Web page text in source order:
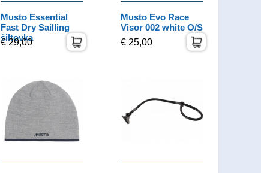
Musto Essential
Fast Dry Sailling
šiltovka
€ 29,00
Musto Evo Race
Visor 002 white O/S
€ 25,00